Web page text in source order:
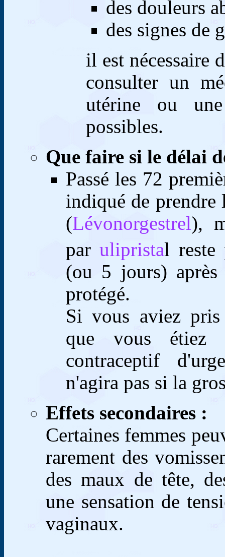
des douleurs
des signes de
il est nécessaire
consulter un
utérine ou
possibles.
Que faire si le délai
Passé les 72
indiqué de prendre
(Lévonorgestrel),
parulipristal reste
(ou 5 jours)
protégé.
Si vous aviez pris
que vous étiez
contraceptif
n'agira pas si la
Effets secondaires :
Certaines femmes
rarement des
des maux de tête,
une sensation de
vaginaux.